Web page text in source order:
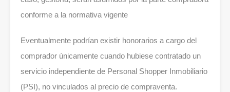
conforme a la normativa vigente
Eventualmente podrían existir honorarios a cargo del
comprador únicamente cuando hubiese contratado un
servicio independiente de Personal Shopper Inmobiliario
(PSI), no vinculados al precio de compraventa.